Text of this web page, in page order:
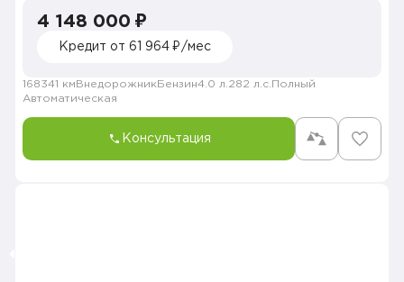
4 148 000 ₽
Кредит от 61 964 ₽/мес
168341 км Внедорожник Бензин4.0 л. 282 л.с. Полный
Автоматическая
Консультация